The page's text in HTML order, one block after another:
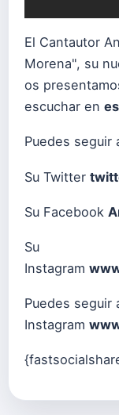
El Cantautor
Morena", su
os
escuchar en
Puedes seguir
Su Twitter
Su Facebook
Su
Instagram
Puedes seguir
Instagram